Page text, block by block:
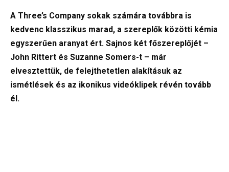
A Three’s Company sokak számára továbbra is
kedvenc klasszikus marad, a szereplők közötti kémia
egyszerűen aranyat ért. Sajnos két főszereplőjét –
John Rittert és Suzanne Somers-t – már
elvesztettük, de felejthetetlen alakításuk az
ismétlések és az ikonikus videóklipek révén tovább
él.